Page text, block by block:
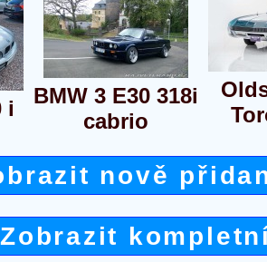
i
BMW 3 E30 318i
cabrio
nově
Zobrazit